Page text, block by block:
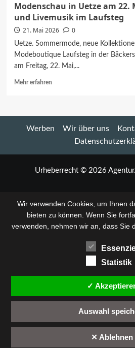
Modenschau in Uetze am 22.
und Livemusik im Laufsteg
21. Mai 2026 0
Uetze. Sommermode, neue
Modeboutique Laufsteg in der
am Freitag, 22. Mai,...
Mehr erfahrenMehr
Uetze
Sommermode
Laufsteg
Werben Wir über uns
Urheberrecht © 2026
Wir verwenden Cookies, um Ihnen
bieten zu können. Wenn Sie
verwenden, nehmen wir an, dass Sie
Statistik
✓
Auswahl
✕ Ablehnen